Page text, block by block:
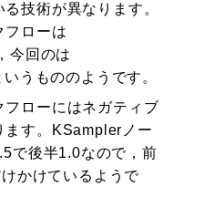
技術が異なります。
フローは
今回のは
うもののようです。
フローにはネガティブ
ます。KSamplerノー
で後半1.0なので，前
かけているようで